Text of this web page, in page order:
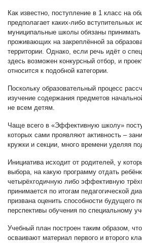
Как известно, поступление в 1 класс на
предполагает каких-либо вступительных
муниципальные школы обязаны принимать
проживающих на закреплённой за
территории. Однако, если речь идёт о
здесь возможен конкурсный отбор, и
относится к подобной категории.
Поскольку образовательный процесс
изучение содержания предметов
не всем детям.
Чаще всего в «Эффективную школу»
которых сами проявляют активность –
кружки и секции, много времени уделяя
Инициатива исходит от родителей, у
выбора, на какую программу отдать
четырёхгодичную либо эффективную
принимается по итогам педагогической
призвана оценить способности будущего
перспективы обучения по специальному
Учебный план построен таким образом,
осваивают материал первого и второго